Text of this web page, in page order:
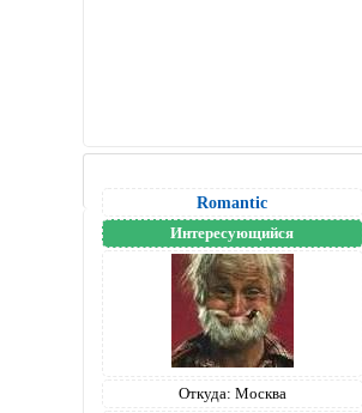
Romantic
Интересующийся
Откуда: Москва